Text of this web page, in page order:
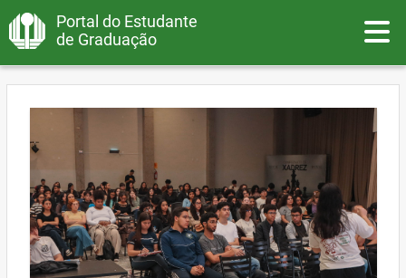
Portal do Estudante
de Graduação